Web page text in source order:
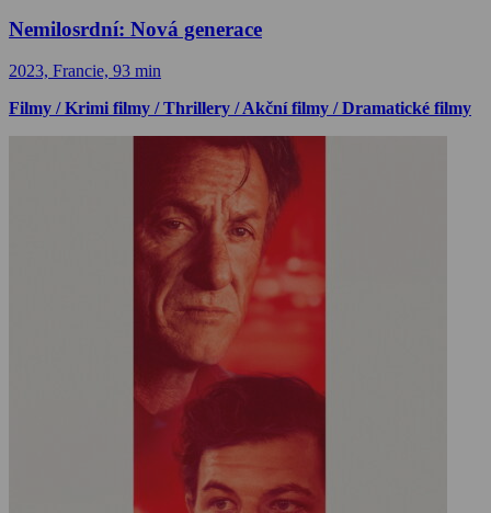
Nemilosrdní: Nová generace
2023, Francie, 93 min
Filmy / Krimi filmy / Thrillery / Akční filmy / Dramatické filmy